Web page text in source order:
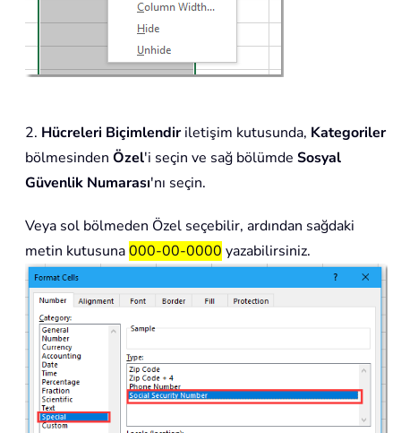
2. Hücreleri Biçimlendiriletişim kutusunda, Kategoriler
bölmesinden Özel'i seçin ve sağ bölümde Sosyal
Güvenlik Numarası'nı seçin.
Veya sol bölmeden Özel seçebilir, ardından sağdaki
metin kutusuna000-00-0000 yazabilirsiniz.